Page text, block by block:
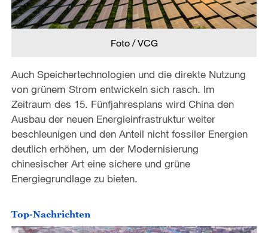
Foto / VCG
Auch Speichertechnologien und die direkte Nutzung
von grünem Strom entwickeln sich rasch. Im
Zeitraum des 15. Fünfjahresplans wird China den
Ausbau der neuen Energieinfrastruktur weiter
beschleunigen und den Anteil nicht fossiler Energien
deutlich erhöhen, um der Modernisierung
chinesischer Art eine sichere und grüne
Energiegrundlage zu bieten.
Top-Nachrichten